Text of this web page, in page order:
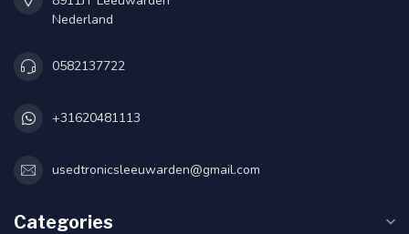
Nederland
0582137722
+31620481113
usedtronicsleeuwarden@gmail.com
Categories